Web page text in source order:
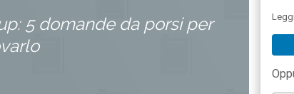
5 domande da porsi per